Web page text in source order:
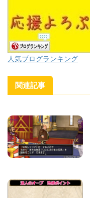
人気ブログランキング
関連記事